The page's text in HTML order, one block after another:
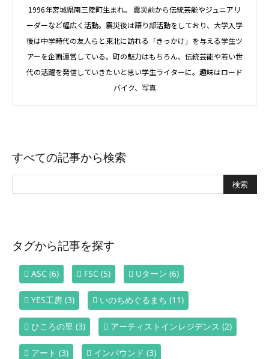
1996年宮城県南三陸町生まれ。 震災前から伝統芸能やジュニアリ
ーダーなど幅広く活動。震災後は語り部活動をしており、大学入学
後は中学時代の友人らと東北に訪れる「きっかけ」を与える学生ツ
アーを企画運営している。町の魅力はもちろん、伝統芸能や若い世
代の活躍を発信していきたいと思い学生ライターに。趣味はロード
バイク、写真
すべての記事から検索
タグから記事を探す
ASC (6) FSC (5) Uターン (6)
YES工房 (3) いのちめぐるまち (11)
ひころの里 (3) アーティストインレジデンス (2)
アート (3) インバウンド (3)